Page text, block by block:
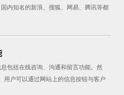
内知名的新浪、搜狐、网易、腾讯等都
包括在线咨询、沟通和留言功能。然
用户可以通过网站上的信息按钮与客户